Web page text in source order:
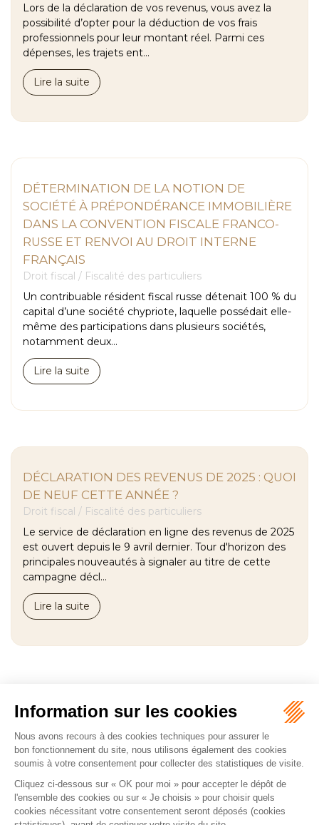
Lors de la déclaration de vos revenus, vous avez la
possibilité d’opter pour la déduction de vos frais
professionnels pour leur montant réel. Parmi ces
dépenses, les trajets ent...
Lire la suite
DÉTERMINATION DE LA NOTION DE
SOCIÉTÉ À PRÉPONDÉRANCE IMMOBILIÈRE
DANS LA CONVENTION FISCALE FRANCO-
RUSSE ET RENVOI AU DROIT INTERNE
FRANÇAIS
Droit fiscal / Fiscalité des particuliers
Un contribuable résident fiscal russe détenait 100 % du
capital d’une société chypriote, laquelle possédait elle-
même des participations dans plusieurs sociétés,
notamment deux...
Lire la suite
DÉCLARATION DES REVENUS DE 2025 : QUOI
DE NEUF CETTE ANNÉE ?
Droit fiscal / Fiscalité des particuliers
Le service de déclaration en ligne des revenus de 2025
est ouvert depuis le 9 avril dernier. Tour d'horizon des
principales nouveautés à signaler au titre de cette
campagne décl...
Lire la suite
CABINET LUMINOR AVOCAT
1 rue Lebouteux
75017 PARIS 17